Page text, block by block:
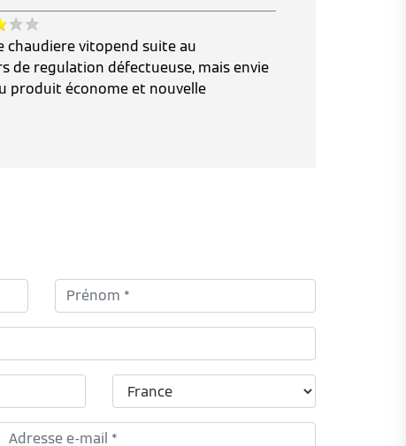
chaudiere vitopend suite au
de regulation défectueuse, mais envie
produit économe et nouvelle